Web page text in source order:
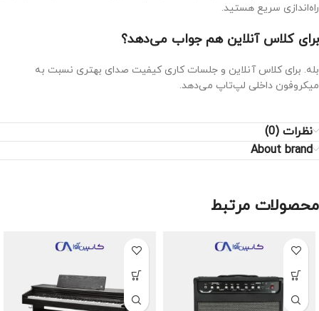
راه‌اندازی سریع هستید.
برای کلاس آنلاین هم جواب می‌دهد؟
بله. برای کلاس آنلاین و جلسات کاری کیفیت صدای بهتری نسبت به
میکروفون داخلی لپ‌تاپ می‌دهد.
نظرات (0)
About brand
محصولات مرتبط